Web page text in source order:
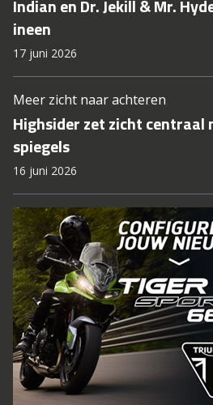
Indian en Dr. Jekill & Mr.
ineen
17 juni 2026
Meer zicht naar achteren
Highsider zet zicht centraal
spiegels
16 juni 2026